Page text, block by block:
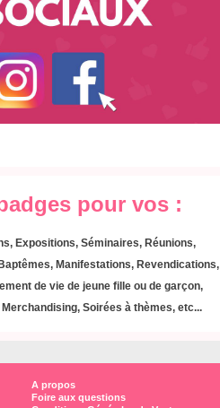
pour vos :
Expositions, Séminaires, Réunions,
Manifestations, Revendications,
de vie de jeune fille ou de garçon,
Soirées à thèmes, etc...
A propos
Foire aux questions